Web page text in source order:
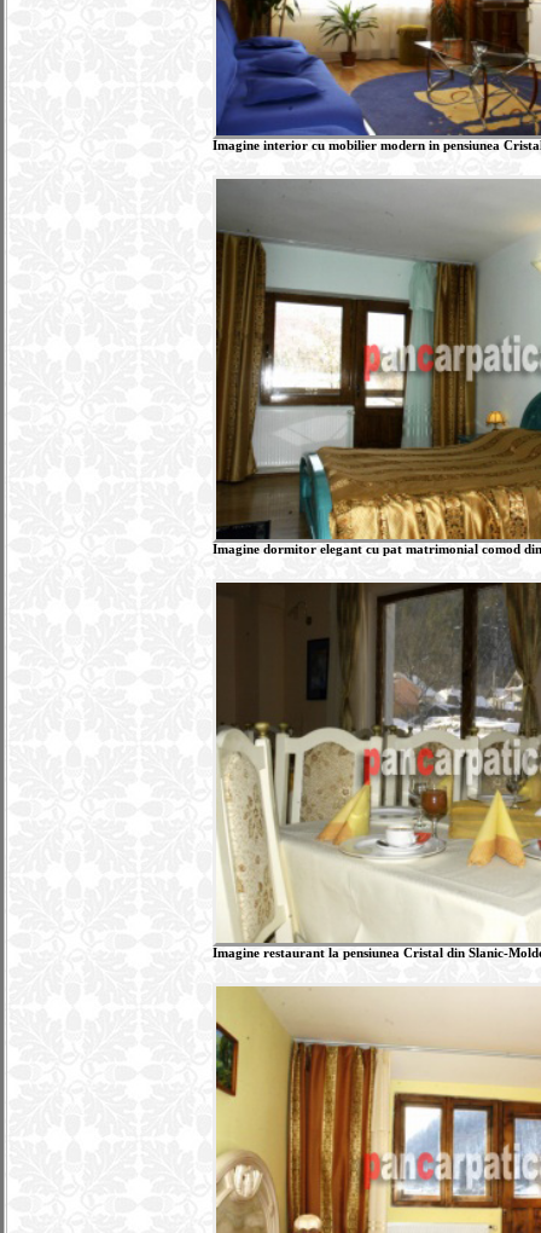
Imagine interior cu mobilier modern in pensiunea
Imagine dormitor elegant cu pat matrimonial comod
Imagine restaurant la pensiunea Cristal din Slanic-